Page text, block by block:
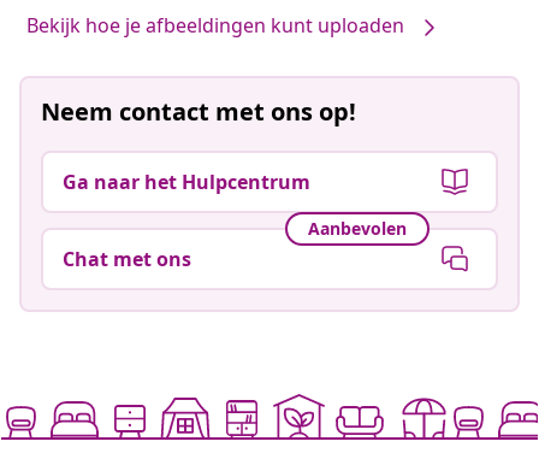
Bekijk hoe je afbeeldingen kunt uploaden
Neem contact met ons op!
Ga naar het Hulpcentrum
Aanbevolen
Chat met ons